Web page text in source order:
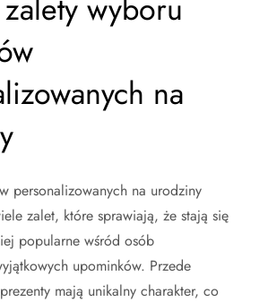
zalety wyboru
na
personalizowanych na urodziny
zalet, które sprawiają, że stają się
popularne wśród osób
upominków. Przede
mają unikalny charakter, co